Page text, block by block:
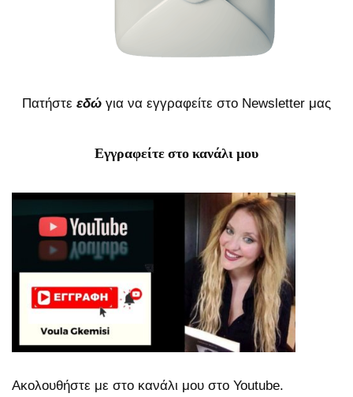
Πατήστε εδώ για να εγγραφείτε στο Newsletter μας
Εγγραφείτε στο κανάλι μου
Ακολουθήστε με στο κανάλι μου στο Youtube.